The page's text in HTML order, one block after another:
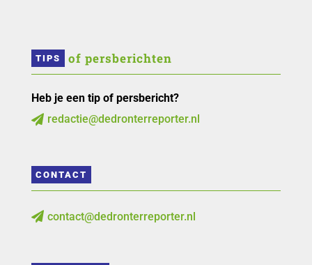
TIPS of persberichten
Heb je een tip of persbericht?
 redactie@dedronterreporter.nl
CONTACT
 contact@dedronterreporter.nl